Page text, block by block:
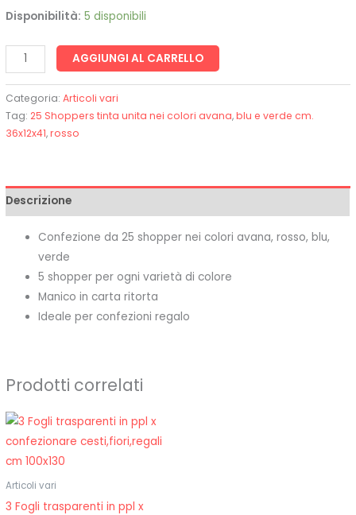
Disponibilità: 5 disponibili
AGGIUNGI AL CARRELLO
Categoria:Articoli vari
Tag:25 Shoppers tinta unita nei colori avana,blu e verde cm.
36x12x41,rosso
Descrizione
Confezione da 25 shopper nei colori avana, rosso, blu,
verde
5 shopper per ogni varietà di colore
Manico in carta ritorta
Ideale per confezioni regalo
Prodotti correlati
Articoli vari
3 Fogli trasparenti in ppl x